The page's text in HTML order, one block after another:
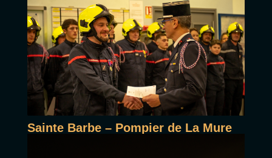
Sainte Barbe – Pompier de La Mure